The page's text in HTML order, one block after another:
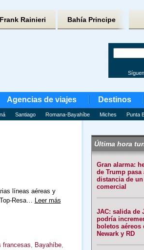
Frank Rainieri Bahía Principe
Agencias de viajes Destinos
Santiago Romana-Bayahíbe Miches Punta
líneas aéreas y
Resa… Leer más
francesas, Bayahíbe,
Última hora
Gran alarma:
de Trump pasa
distancia de
comercial
JAC: salida de
podría
boletos aéreos
Newark y RD